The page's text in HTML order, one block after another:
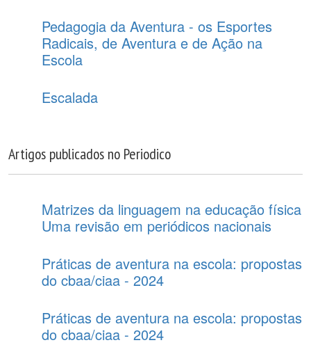
Pedagogia da Aventura - os Esportes
Radicais, de Aventura e de Ação na
Escola
Escalada
Artigos publicados no Periodico
Matrizes da linguagem na educação física
Uma revisão em periódicos nacionais
Práticas de aventura na escola: propostas
do cbaa/ciaa - 2024
Práticas de aventura na escola: propostas
do cbaa/ciaa - 2024